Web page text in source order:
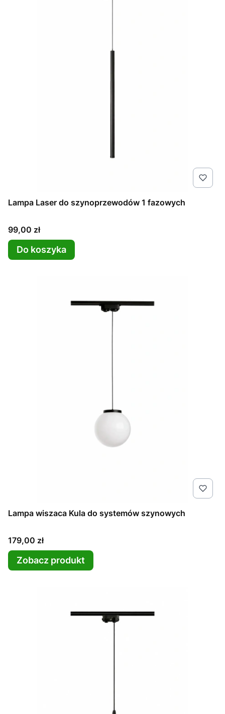
Lampa Laser do szynoprzewodów 1 fazowych
Cena
99,00 zł
Do koszyka
Lampa wiszaca Kula do systemów szynowych
Cena
179,00 zł
Zobacz produkt